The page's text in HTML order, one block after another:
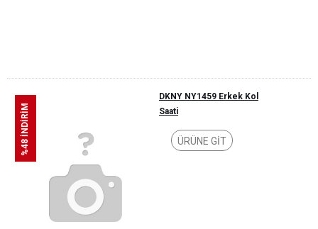
%48 İNDİRİM
DKNY NY1459 Erkek Kol
Saati
ÜRÜNE GİT